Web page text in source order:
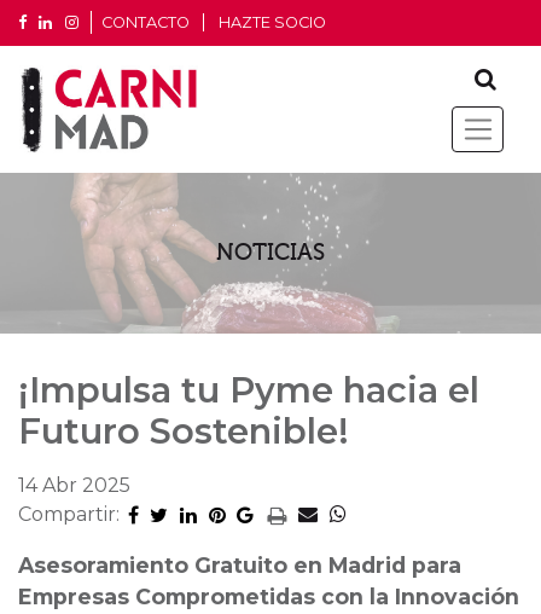
CONTACTO HAZTE SOCIO
NOTICIAS
¡Impulsa tu Pyme hacia el
Futuro Sostenible!
14 Abr 2025
Compartir:
Asesoramiento Gratuito en Madrid para
Empresas Comprometidas con la Innovación